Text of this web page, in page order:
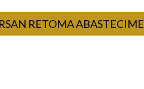
ABASTECIMENTO